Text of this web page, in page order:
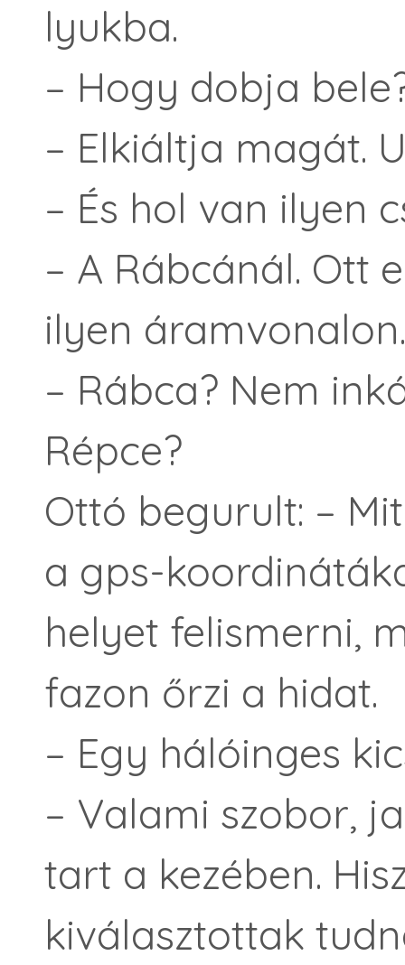
lyukba.
– Hogy dobja
– Elkiáltja magát.
– És hol van ilyen
– A Rábcánál. Ott
ilyen áramvonalon.
– Rábca? Nem
Répce?
Ottó begurult: –
a gps-
helyet felismerni,
fazon őrzi a hidat.
– Egy hálóinges
– Valami szobor,
tart a kezében.
kiválasztottak